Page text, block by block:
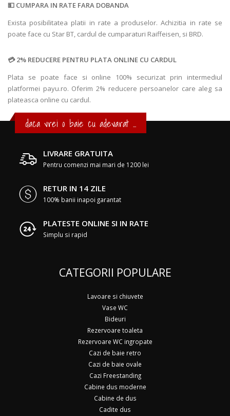
CUMPARA IN RATE FARA DOBANDA
Exista posibilitatea platii in rate a produselor. Achizitia in rate se
poate face cu Star BT, cardul de cumparaturi Raiffeisen, si BRD.
2% REDUCERE PENTRU PLATA ONLINE CU CARDUL
Plata se poate face si online 100% securizat prin intermediul
platformei payu.ro. Oferim 2% reducere persoanelor care aleg sa
plateasca online cu cardul.
daca vrei o baie cu adevarat ...
LIVRARE GRATUITA
Pentru comenzi mai mari de 1200 lei
RETUR IN 14 ZILE
100% banii inapoi garantat
PLATESTE ONLINE SI IN RATE
Simplu si rapid
CATEGORII POPULARE
Lavoare si chiuvete
Vase WC
Bideuri
Rezervoare toaleta
Rezervoare WC ingropate
Cazi de baie retro
Cazi de baie ovale
Cazi Freestanding
Cabine dus moderne
Cabine de dus
Cadite dus